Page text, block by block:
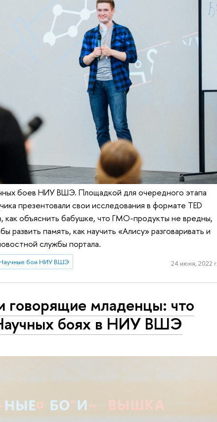
боев НИУ ВШЭ. Площадкой для очередного этапа
презентовали свои исследования в формате TED
как объяснить бабушке, что ГМО-продукты не вредны,
развить память, как научить «Алису» разговаривать и
службы портала.
бои НИУ ВШЭ 24 июня, 2022 г.
говорящие младенцы: что
боях в НИУ ВШЭ